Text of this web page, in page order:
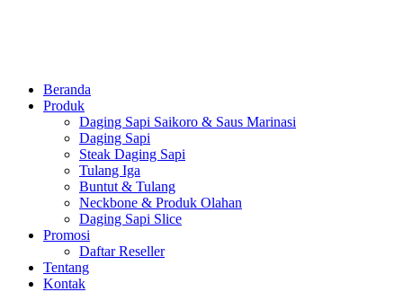
Beranda
Produk
Daging Sapi Saikoro & Saus Marinasi
Daging Sapi
Steak Daging Sapi
Tulang Iga
Buntut & Tulang
Neckbone & Produk Olahan
Daging Sapi Slice
Promosi
Daftar Reseller
Tentang
Kontak